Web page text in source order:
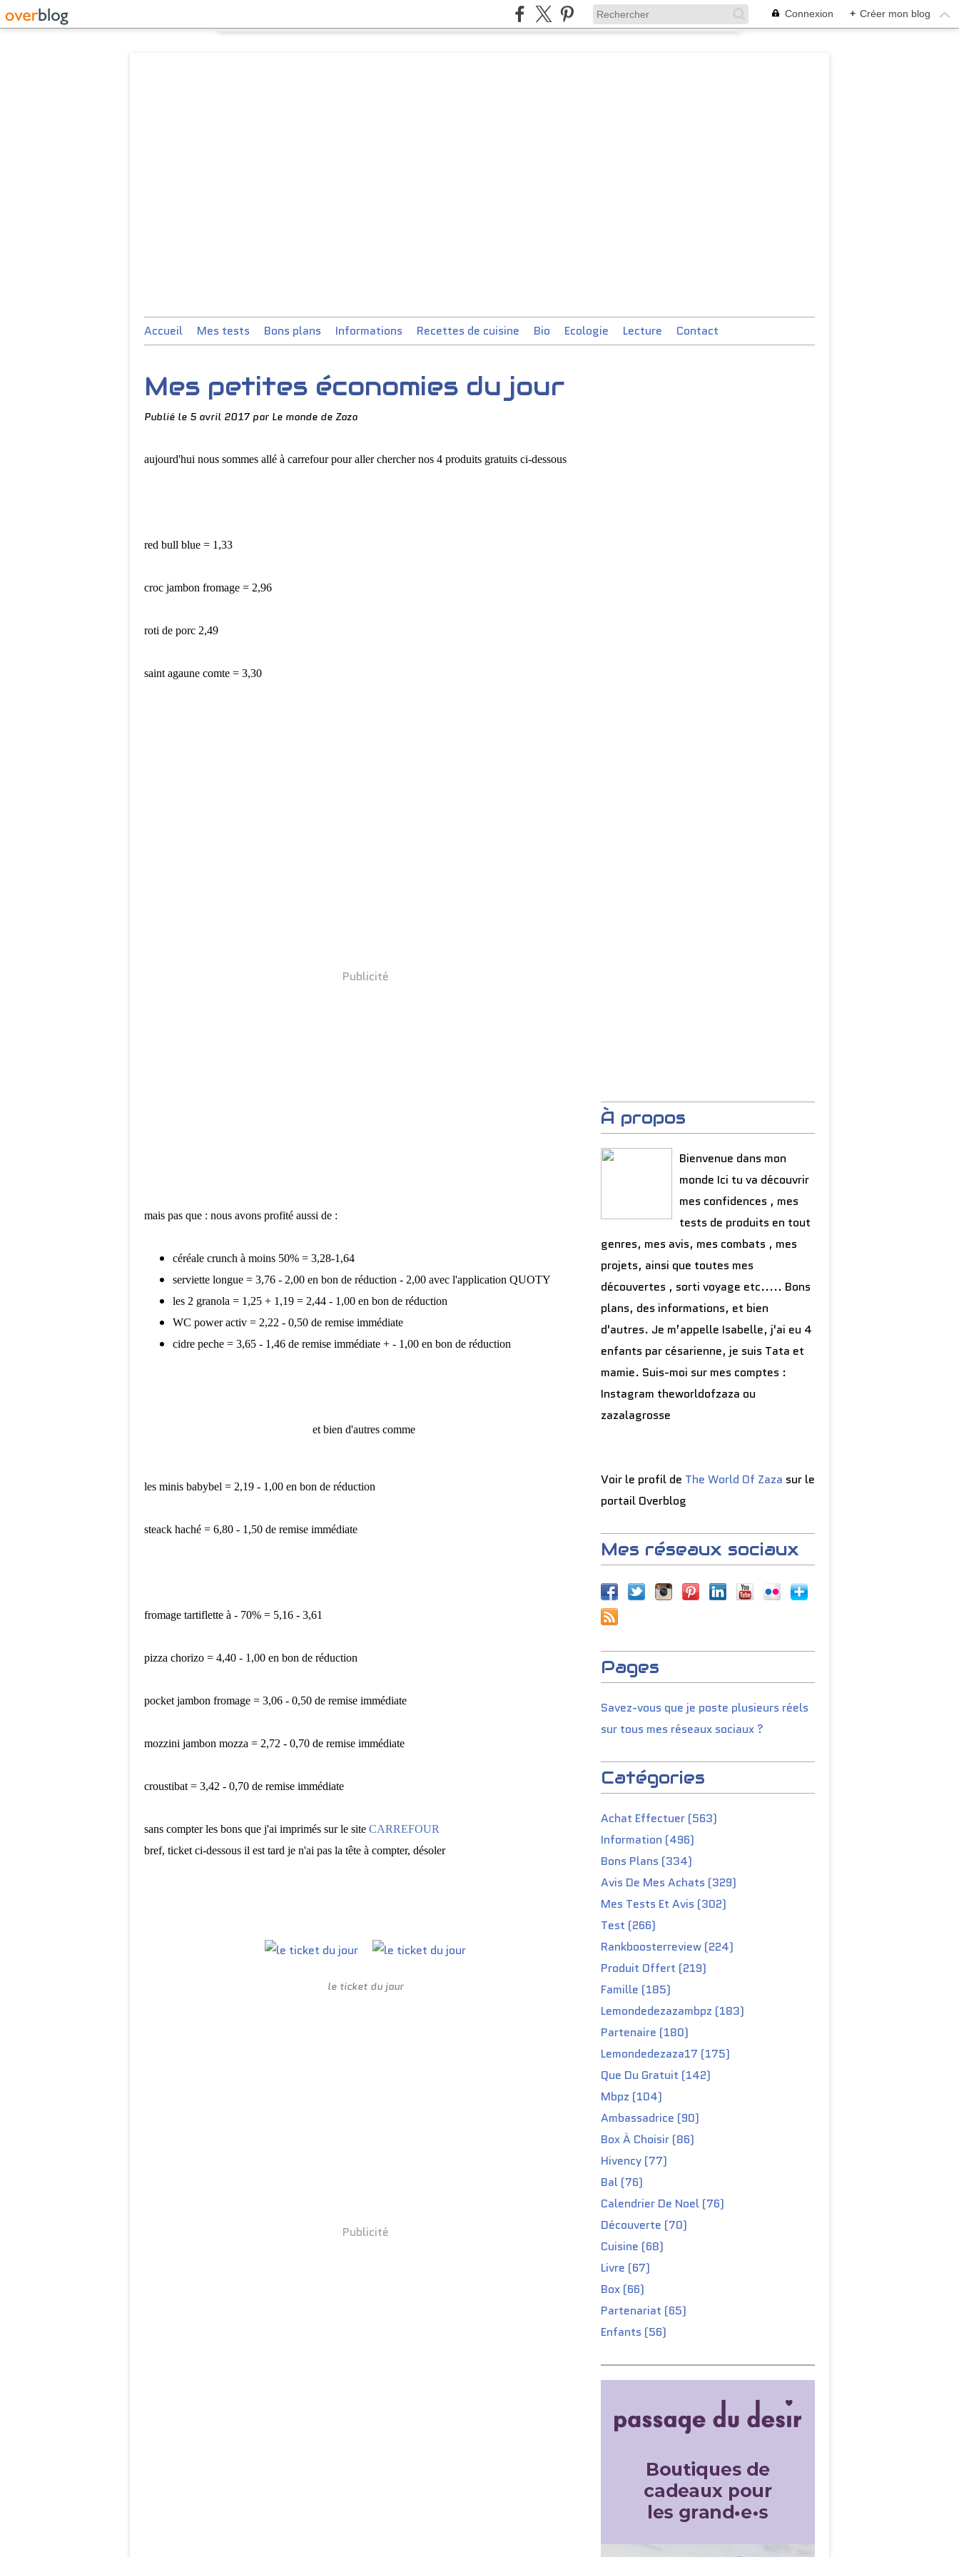
Connexion + Créer mon blog
Accueil Mes tests Bons plans Informations Recettes de cuisine Bio Ecologie Lecture Contact
Mes petites économies du jour
Publié le 5 avril 2017 par Le monde de Zaza
aujourd'hui nous sommes allé à carrefour pour aller chercher nos 4 produits gratuits ci-dessous
red bull blue = 1,33
croc jambon fromage = 2,96
roti de porc 2,49
saint agaune comte = 3,30
Publicité
mais pas que : nous avons profité aussi de :
céréale crunch à moins 50% = 3,28-1,64
serviette longue = 3,76 - 2,00 en bon de réduction - 2,00 avec l'application QUOTY
les 2 granola = 1,25 + 1,19 = 2,44 - 1,00 en bon de réduction
WC power activ = 2,22 - 0,50 de remise immédiate
cidre peche = 3,65 - 1,46 de remise immédiate + - 1,00 en bon de réduction
et bien d'autres comme
les minis babybel = 2,19 - 1,00 en bon de réduction
steack haché = 6,80 - 1,50 de remise immédiate
fromage tartiflette à - 70% = 5,16 - 3,61
pizza chorizo = 4,40 - 1,00 en bon de réduction
pocket jambon fromage = 3,06 - 0,50 de remise immédiate
mozzini jambon mozza = 2,72 - 0,70 de remise immédiate
croustibat = 3,42 - 0,70 de remise immédiate
sans compter les bons que j'ai imprimés sur le site CARREFOUR
bref, ticket ci-dessous il est tard je n'ai pas la tête à compter, désoler
le ticket du jour
Publicité
À propos
Bienvenue dans mon
monde Ici tu va découvrir
mes confidences , mes
tests de produits en tout
genres, mes avis, mes combats , mes
projets, ainsi que toutes mes
découvertes , sorti voyage etc..... Bons
plans, des informations, et bien
d'autres. Je m’appelle Isabelle, j'ai eu 4
enfants par césarienne, je suis Tata et
mamie. Suis-moi sur mes comptes :
Instagram theworldofzaza ou
zazalagrosse
Voir le profil de The World Of Zaza sur le
portail Overblog
Mes réseaux sociaux
Pages
Savez-vous que je poste plusieurs réels
sur tous mes réseaux sociaux ?
Catégories
Achat Effectuer (563)
Information (496)
Bons Plans (334)
Avis De Mes Achats (329)
Mes Tests Et Avis (302)
Test (266)
Rankboosterreview (224)
Produit Offert (219)
Famille (185)
Lemondedezazambpz (183)
Partenaire (180)
Lemondedezaza17 (175)
Que Du Gratuit (142)
Mbpz (104)
Ambassadrice (90)
Box À Choisir (86)
Hivency (77)
Bal (76)
Calendrier De Noel (76)
Découverte (70)
Cuisine (68)
Livre (67)
Box (66)
Partenariat (65)
Enfants (56)